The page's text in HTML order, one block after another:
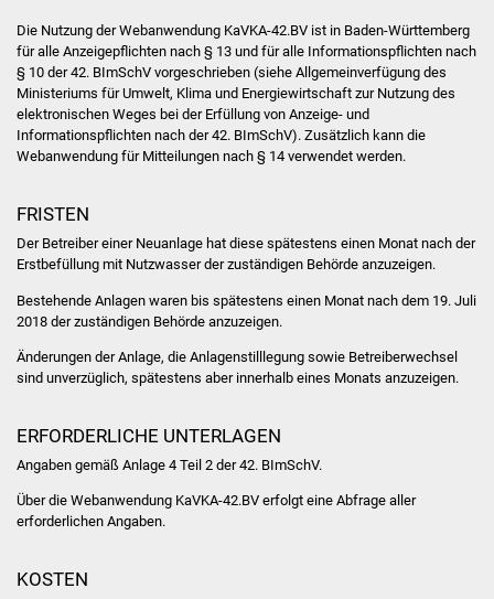
Stadtfest
Ostermarkt
Einrichtungen
Stadtbücherei
Stadtarchiv
Zehntscheuer
Kulturhalle
Die Nutzung der Webanwendung KaVKA-42.BV ist in Baden-Württemberg
für alle Anzeigepflichten nach § 13 und für alle Informationspflichten nach
§ 10 der 42. BImSchV vorgeschrieben (sieheAllgemeinverfügung des
Ministeriums für Umwelt, Klima und Energiewirtschaft zur Nutzung des
elektronischen Weges bei der Erfüllung von Anzeige- und
Informationspflichten nach der 42. BImSchV). Zusätzlich kann die
Webanwendung für Mitteilungen nach § 14 verwendet werden.
FRISTEN
Der Betreiber einer Neuanlage hat diese spätestens einen Monat nach der
Erstbefüllung mit Nutzwasser der zuständigen Behörde anzuzeigen.
Bestehende Anlagen waren bis spätestens einen Monat nach dem 19. Juli
2018 der zuständigen Behörde anzuzeigen.
Änderungen der Anlage, die Anlagenstilllegung sowie Betreiberwechsel
sind unverzüglich, spätestens aber innerhalb eines Monats anzuzeigen.
ERFORDERLICHE UNTERLAGEN
Angaben gemäß Anlage 4 Teil 2 der 42. BImSchV.
Über die Webanwendung KaVKA-42.BV erfolgt eine Abfrage aller
erforderlichen Angaben.
KOSTEN